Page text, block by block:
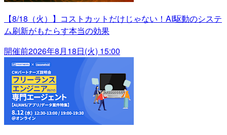
【8/18（火）】コストカットだけじゃない！AI駆動のシステ
ム刷新がもたらす本当の効果
開催前2026年8月18日(火) 15:00